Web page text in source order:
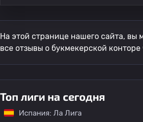
На этой странице нашего сайта, вы
все отзывы о букмекерской
Топ лиги на сегодня
Испания: Ла Лига